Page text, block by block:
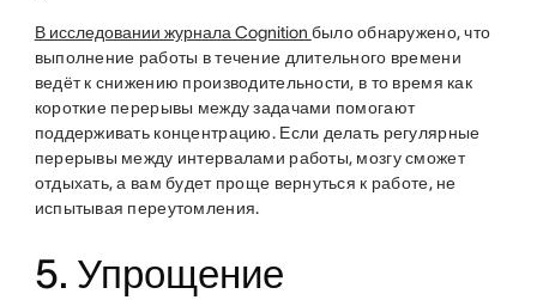
В исследовании журнала Cognition было обнаружено, что
выполнение работы в течение длительного времени
ведёт к снижению производительности, в то время как
короткие перерывы между задачами помогают
поддерживать концентрацию. Если делать регулярные
перерывы между интервалами работы, мозгу сможет
отдыхать, а вам будет проще вернуться к работе, не
испытывая переутомления.
5. Упрощение